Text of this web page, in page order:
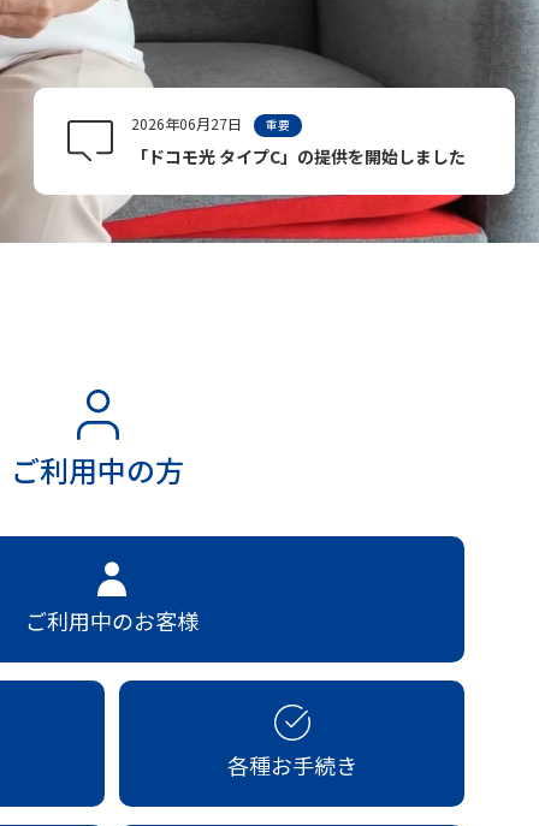
2026年06月27日 重要
「ドコモ光 タイプC」の提供を開始しました
ご利用中の方
ご利用中のお客様
各種お手続き